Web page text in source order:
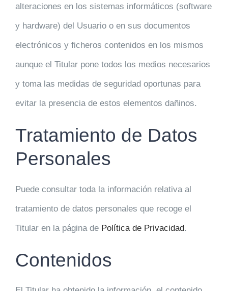
alteraciones en los sistemas informáticos (software
y hardware) del Usuario o en sus documentos
electrónicos y ficheros contenidos en los mismos
aunque el Titular pone todos los medios necesarios
y toma las medidas de seguridad oportunas para
evitar la presencia de estos elementos dañinos.
Tratamiento de Datos
Personales
Puede consultar toda la información relativa al
tratamiento de datos personales que recoge el
Titular en la página de Política de Privacidad.
Contenidos